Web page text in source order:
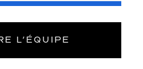
L’ÉQUIPE